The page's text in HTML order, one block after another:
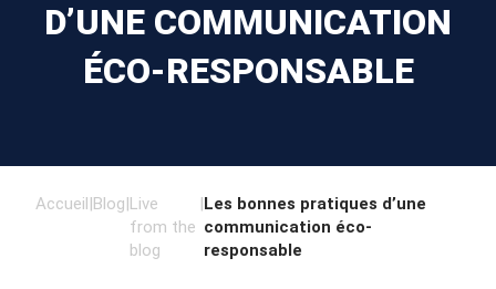
D’UNE COMMUNICATION
ÉCO-RESPONSABLE
Accueil|Blog|Live
from the
blog
|Les bonnes pratiques d’une
communication éco-
responsable